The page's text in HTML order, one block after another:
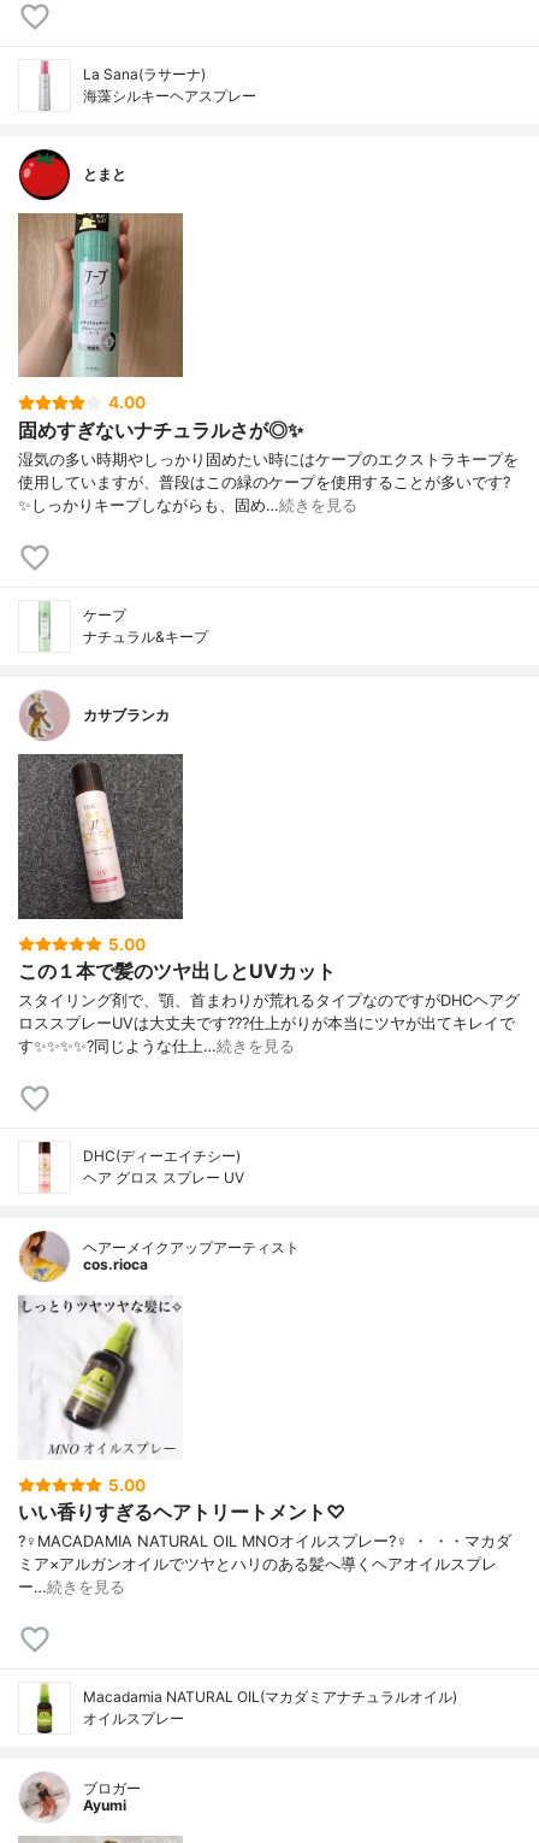
La Sana(ラサーナ)
海藻シルキーヘアスプレー
とまと
4.00
固めすぎないナチュラルさが◎✨
湿気の多い時期やしっかり固めたい時にはケープのエクストラキープを
使用していますが、普段はこの緑のケープを使用することが多いです?
✨しっかりキープしながらも、固め…続きを見る
ケープ
ナチュラル&キープ
カサブランカ
5.00
この１本で髪のツヤ出しとUVカット
スタイリング剤で、顎、首まわりが荒れるタイプなのですがDHCヘアグ
ロススプレーUVは大丈夫です???仕上がりが本当にツヤが出てキレイで
す✨✨✨✨?同じような仕上…続きを見る
DHC(ディーエイチシー)
ヘア グロス スプレー UV
ヘアーメイクアップアーティスト
cos.rioca
5.00
いい香りすぎるヘアトリートメント♡
?‍♀️MACADAMIA NATURAL OIL MNOオイルスプレー?‍♀️ ・ ・・マカダ
ミア×アルガンオイルでツヤとハリのある髪へ導くヘアオイルスプレ
ー…続きを見る
Macadamia NATURAL OIL(マカダミアナチュラルオイル)
オイルスプレー
ブロガー
Ayumi